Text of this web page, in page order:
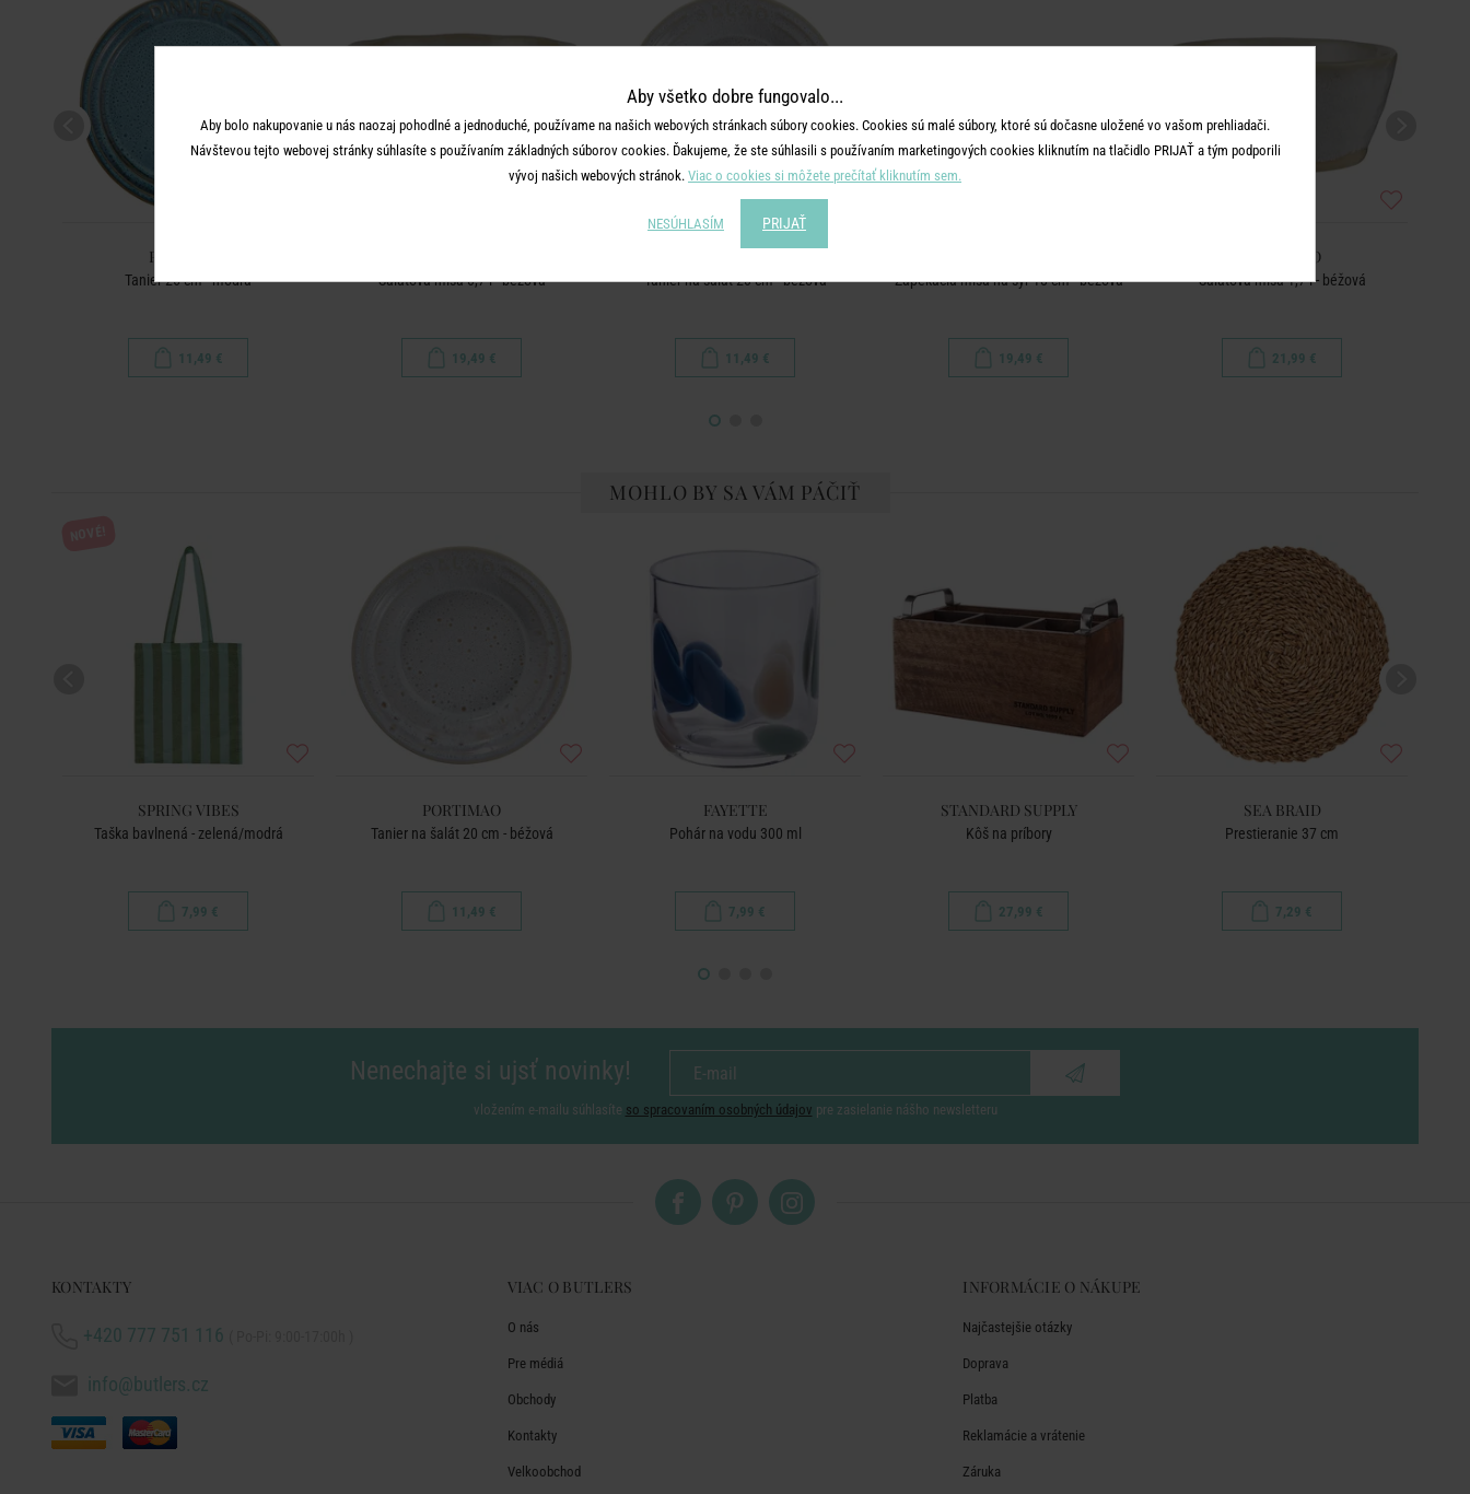
PORTIMAO
Tanier 26 cm - modrá
11,49 €
Šalátová misa 0,7 l - béžová
19,49 €
Tanier na šalát 20 cm - béžová
11,49 €
Zapekacia misa na syr 18 cm - béžová
19,49 €
PORTIMAO
Šalátová misa 1,7 l - béžová
21,99 €
MOHLO BY SA VÁM PÁČIŤ
SPRING VIBES
Taška bavlnená - zelená/modrá
7,99 €
PORTIMAO
Tanier na šalát 20 cm - béžová
11,49 €
FAYETTE
Pohár na vodu 300 ml
7,99 €
STANDARD SUPPLY
Kôš na príbory
27,99 €
SEA BRAID
Prestieranie 37 cm
7,29 €
Nenechajte si ujsť novinky!
vložením e-mailu súhlasíte so spracovaním osobných údajov pre zasielanie nášho newsletteru
KONTAKTY
+420 777 751 116
info@butlers.cz
VIAC O BUTLERS
O nás
Pre médiá
Obchody
Kontakty
Velkoobchod
INFORMÁCIE O NÁKUPE
Najčastejšie otázky
Doprava
Platba
Reklamácie a vrátenie
Záruka
Aby všetko dobre fungovalo...
Aby bolo nakupovanie u nás naozaj pohodlné a jednoduché, používame na našich webových stránkach súbory cookies. Cookies sú malé súbory, ktoré sú dočasne uložené vo vašom prehliadači.
Návštevou tejto webovej stránky súhlasíte s používaním základných súborov cookies. Ďakujeme, že ste súhlasili s používaním marketingových cookies kliknutím na tlačidlo PRIJAŤ a tým podporili
vývoj našich webových stránok. Viac o cookies si môžete prečítať kliknutím sem.
NESÚHLASÍM PRIJAŤ